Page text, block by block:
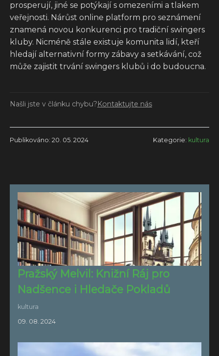
prosperují, jiné se potýkají s omezeními a tlakem
veřejnosti. Nárůst online platform pro seznámení
znamená novou konkurenci pro tradiční swingers
kluby. Nicméně stále existuje komunita lidí, kteří
hledají alternativní formy zábavy a setkávání, což
může zajistit trvání swingers klubů i do budoucna.
Našli jste v článku chybu?Kontaktujte nás
Publikováno: 20. 05. 2024 Kategorie: kultura
Pražský Melvil: Knižní Ráj pro
Nadšence i Hledače Pokladů
kultura
09. 08. 2024